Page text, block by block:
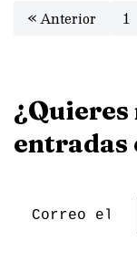
« Anterior 1
entradas